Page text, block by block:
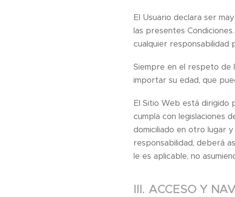
El Usuario declara ser
las presentes
cualquier responsabilidad
Siempre en el respeto de
importar su edad, que
El Sitio Web está dirigido
cumpla con legislaciones
domiciliado en otro lugar
responsabilidad, deberá
le es aplicable, no
III. ACCESO Y